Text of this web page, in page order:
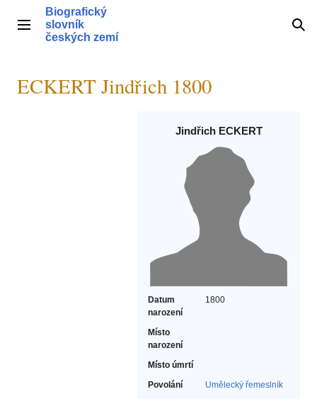
obsahHlavní menu
Biografický
slovník
českých zemí
ECKERT Jindřich 1800
Jindřich ECKERT
Datum
narození
1800
Místo
narození
Místo úmrtí
Povolání
Umělecký řemeslník‎